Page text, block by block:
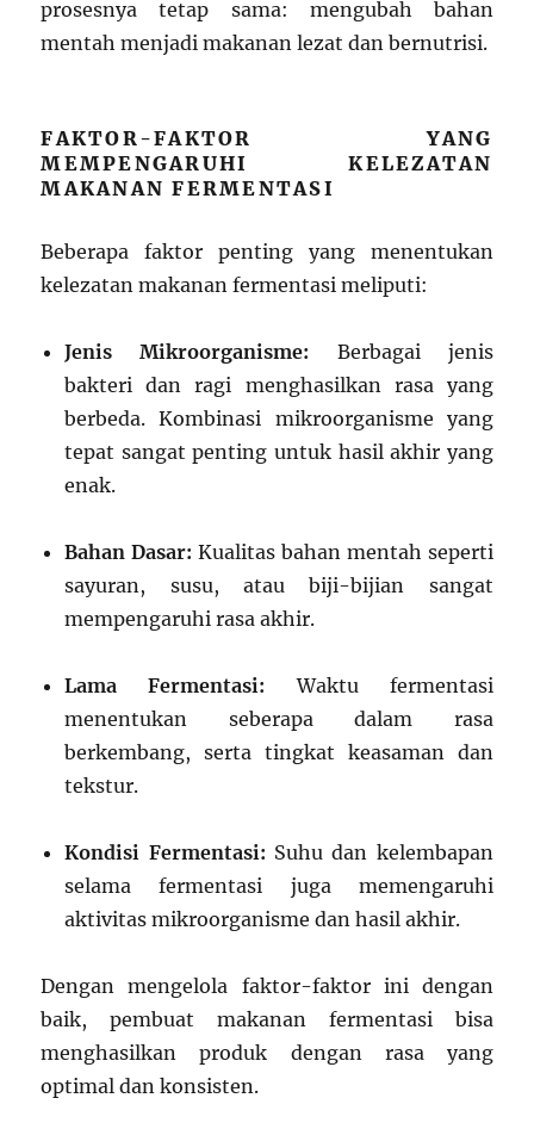
prosesnya tetap sama: mengubah bahan
mentah menjadi makanan lezat dan bernutrisi.
FAKTOR-FAKTOR YANG
MEMPENGARUHI KELEZATAN
MAKANAN FERMENTASI
Beberapa faktor penting yang menentukan
kelezatan makanan fermentasi meliputi:
Jenis Mikroorganisme: Berbagai jenis
bakteri dan ragi menghasilkan rasa yang
berbeda. Kombinasi mikroorganisme yang
tepat sangat penting untuk hasil akhir yang
enak.
Bahan Dasar: Kualitas bahan mentah seperti
sayuran, susu, atau biji-bijian sangat
mempengaruhi rasa akhir.
Lama Fermentasi: Waktu fermentasi
menentukan seberapa dalam rasa
berkembang, serta tingkat keasaman dan
tekstur.
Kondisi Fermentasi: Suhu dan kelembapan
selama fermentasi juga memengaruhi
aktivitas mikroorganisme dan hasil akhir.
Dengan mengelola faktor-faktor ini dengan
baik, pembuat makanan fermentasi bisa
menghasilkan produk dengan rasa yang
optimal dan konsisten.